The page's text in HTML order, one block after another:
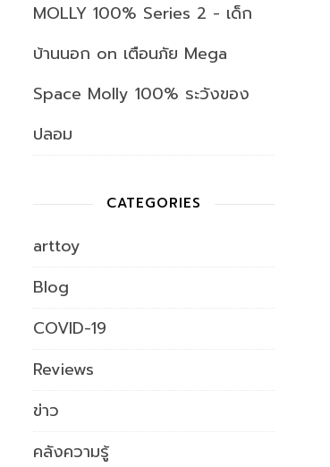
MOLLY 100% Series 2 - เด็ก
บ้านนอก on เตือนภัย Mega
Space Molly 100% ระวังของ
ปลอม
CATEGORIES
arttoy
Blog
COVID-19
Reviews
ข่าว
คลังความรู้